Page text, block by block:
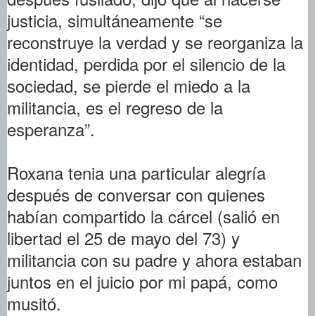
justicia, simultáneamente “se
reconstruye la verdad y se reorganiza la
identidad, perdida por el silencio de la
sociedad, se pierde el miedo a la
militancia, es el regreso de la
esperanza”.
Roxana tenia una particular alegría
después de conversar con quienes
habían compartido la cárcel (salió en
libertad el 25 de mayo del 73) y
militancia con su padre y ahora estaban
juntos en el juicio por mi papá, como
musitó.